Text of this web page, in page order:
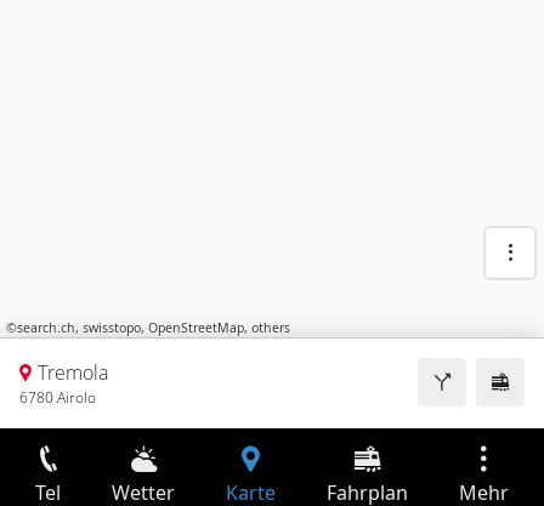
©search.ch, swisstopo, OpenStreetMap, others
Tremola
6780 Airolo
Tel Wetter Karte Fahrplan Mehr